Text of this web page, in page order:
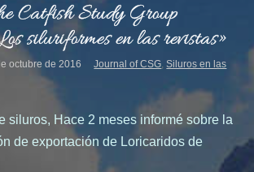
Catfish Study Group
siluriformes en las revistas»
octubre de 2016 Journal of CSG,Siluros en las
siluros, Hace 2 meses informé sobre la
de exportación de Loricaridos de